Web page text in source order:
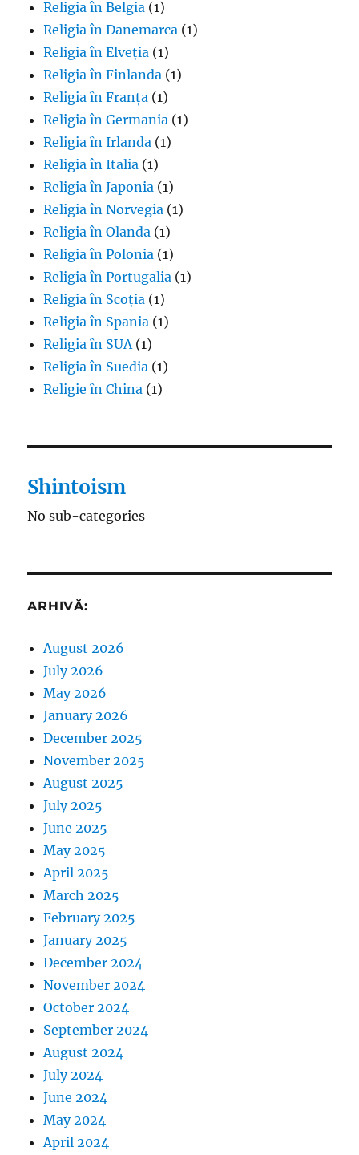
Religia în Belgia (1)
Religia în Danemarca (1)
Religia în Elveția (1)
Religia în Finlanda (1)
Religia în Franța (1)
Religia în Germania (1)
Religia în Irlanda (1)
Religia în Italia (1)
Religia în Japonia (1)
Religia în Norvegia (1)
Religia în Olanda (1)
Religia în Polonia (1)
Religia în Portugalia (1)
Religia în Scoția (1)
Religia în Spania (1)
Religia în SUA (1)
Religia în Suedia (1)
Religie în China (1)
Shintoism
No sub-categories
ARHIVĂ:
August 2026
July 2026
May 2026
January 2026
December 2025
November 2025
August 2025
July 2025
June 2025
May 2025
April 2025
March 2025
February 2025
January 2025
December 2024
November 2024
October 2024
September 2024
August 2024
July 2024
June 2024
May 2024
April 2024